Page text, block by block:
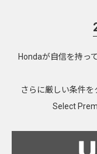
Hondaが自信を持っ
さらに厳しい条件
Select